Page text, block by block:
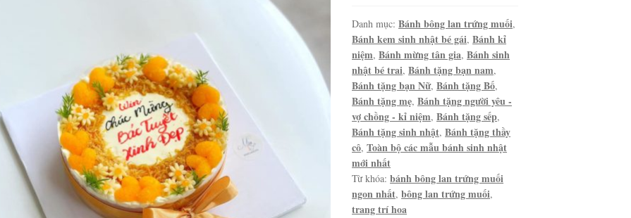
Danh mục:Bánh bông lan trứng muối,
Bánh kem sinh nhật bé gái,Bánh kỉ
niệm,Bánh mừng tân gia,Bánh sinh
nhật bé trai,Bánh tặng bạn nam,
Bánh tặng bạn Nữ,Bánh tặng Bố,
Bánh tặng mẹ,Bánh tặng người yêu -
vợ chồng - kỉ niệm,Bánh tặng sếp,
Bánh tặng sinh nhật,Bánh tặng thầy
cô,Toàn bộ các mẫu bánh sinh nhật
mới nhất
Từ khóa:bánh bông lan trứng muối
ngon nhất,bông lan trứng muối,
trang trí hoa